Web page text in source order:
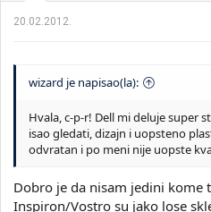
20.02.2012.
wizard je napisao(la):
Hvala, c-p-r! Dell mi deluje super
isao gledati, dizajn i uopsteno
odvratan i po meni nije uopste
Dobro je da nisam jedini kome
Inspiron/Vostro su jako lose